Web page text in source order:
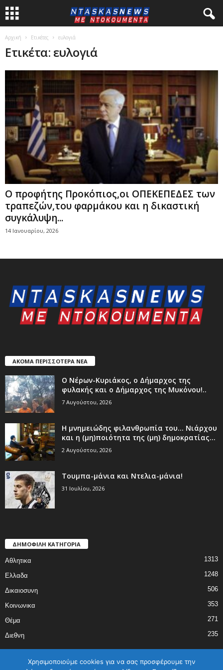
Αρχική Ετικέτες ευλογιά
Ετικέτα: ευλογιά
Ο προφήτης Προκόπιος,οι ΟΠΕΚΕΠΕΔΕΣ των
τραπεζών,του φαρμάκου και η δικαστική
συγκάλυψη...
14 Ιανουαρίου, 2026
ΑΚΟΜΑ ΠΕΡΙΣΣΟΤΕΡΑ ΝΕΑ
Ο Νέρων-Κυριάκος, o Δήμαρχος της
φυλακής και ο Δήμαρχος της Μυκόνου!..
7 Αυγούστου, 2026
Η μνημειώδης φιλανθρωπία του… Νιάρχου
και η (μη)ποιότητα της (μη) δημοκρατίας...
2 Αυγούστου, 2026
Τουμπα-μάνια και Ντελια-μάνια!
31 Ιουλίου, 2026
ΔΗΜΟΦΙΛΗ ΚΑΤΗΓΟΡΙΑ
Αθλητικα 1313
Ελλαδα 1248
Δικαιοσυνη 506
Κοινωνικα 353
Θέμα 271
Διεθνη 235
Χρησιμοποιούμε cookies για να σας προσφέρουμε την